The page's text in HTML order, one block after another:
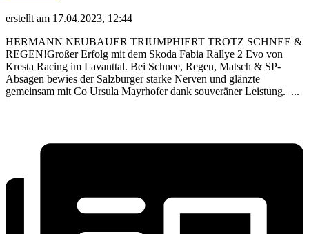
erstellt am 17.04.2023, 12:44
HERMANN NEUBAUER TRIUMPHIERT TROTZ SCHNEE &
REGEN!Großer Erfolg mit dem Skoda Fabia Rallye 2 Evo von
Kresta Racing im Lavanttal. Bei Schnee, Regen, Matsch & SP-
Absagen bewies der Salzburger starke Nerven und glänzte
gemeinsam mit Co Ursula Mayrhofer dank souveräner Leistung. ...